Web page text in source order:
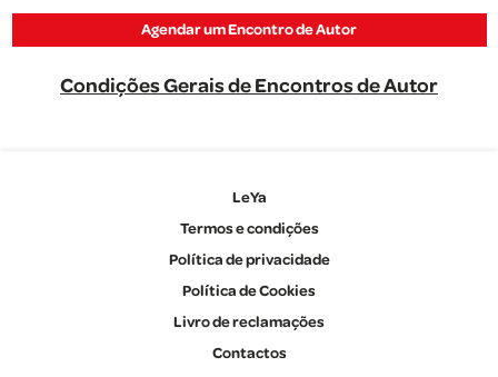
Agendar um Encontro de Autor
Condições Gerais de Encontros de Autor
LeYa
Termos e condições
Política de privacidade
Política de Cookies
Livro de reclamações
Contactos